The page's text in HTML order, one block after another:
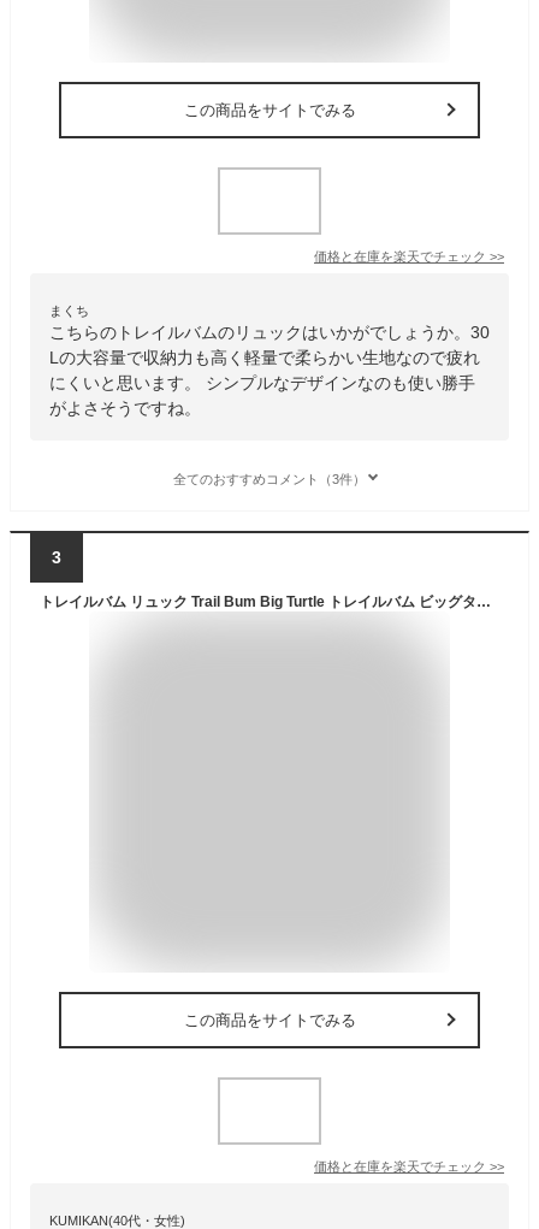
この商品をサイトでみる
価格と在庫を楽天でチェック >>
まくち
こちらのトレイルバムのリュックはいかがでしょうか。30
Lの大容量で収納力も高く軽量で柔らかい生地なので疲れ
にくいと思います。 シンプルなデザインなのも使い勝手
がよさそうですね。
全てのおすすめコメント（3件）
3
トレイルバム リュック Trail Bum Big Turtle トレイルバム ビッグタートル ハイキング 登山 バックパック デイパック キャンプ アウトドアブランド 服 服装 女子 女性 男性 春 夏 春夏
この商品をサイトでみる
価格と在庫を楽天でチェック >>
KUMIKAN(40代・女性)